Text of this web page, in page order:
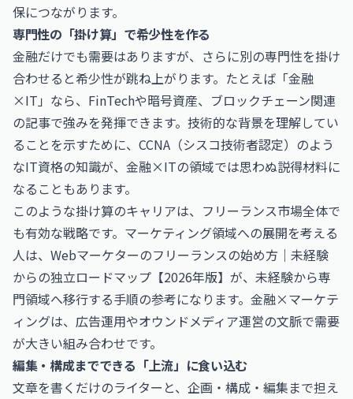
保につながります。
専門性の「掛け算」で希少性を作る
金融だけでも需要はありますが、さらに別の専門性を掛け
合わせると希少性が跳ね上がります。たとえば「金融
×IT」なら、FinTechや暗号資産、ブロックチェーン関連
の記事で強みを発揮できます。技術的な背景を理解してい
ることを示すために、 CCNA（シスコ技術者認定） のよう
なIT資格の知識が、金融×ITの領域では思わぬ説得材料に
なることもあります。
このような掛け算のキャリアは、フリーランス市場全体で
も有効な戦略です。マーケティング領域への展開を考える
人は、 Webマーケターのフリーランスの始め方｜未経験
からの独立ロードマップ【2026年版】 が、未経験から専
門領域へ移行する手順の参考になります。金融×マーケテ
ィングは、広告運用やオウンドメディア運営の文脈で需要
が大きい組み合わせです。
編集・構成までできる「上流」に食い込む
文章を書くだけのライターと、企画・構成・編集まで担え